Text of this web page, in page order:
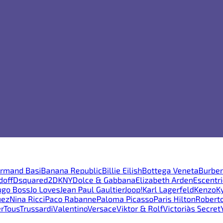
BasiBanana RepublicBillie EilishBottega Veneta
Dsquared2DKNYDolce & GabbanaElizabeth Arden
BossJo LovesJean Paul GaultierJoop!Karl LagerfeldKenzo
Nina RicciPaco RabannePaloma PicassoParis Hilton
TousTrussardiValentinoVersaceViktor & RolfVictoria`s Secret